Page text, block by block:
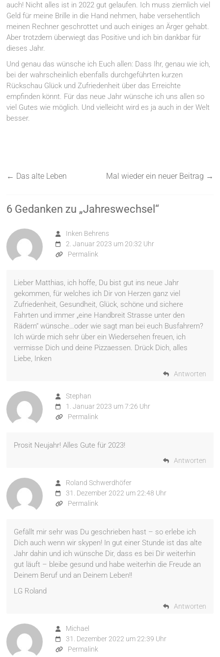
auch! Nicht alles ist in 2022 gut gelaufen. Ich muss ziemlich viel
Geld für meine Brille in die Hand nehmen, habe versehentlich
meinen Rechner geschrottet und auch einiges an Ärger gehabt.
Aber trotzdem überwiegt das Positive und ich bin dankbar für
dieses Jahr.
Und genau das wünsche ich Euch allen: Dass Ihr, genau wie ich,
bei der wahrscheinlich ebenfalls durchgeführten kurzen
Rückschau Glück und Zufriedenheit über das Erreichte
empfinden könnt. Für das neue Jahr wünsche ich uns allen so
viel Gutes wie möglich. Und vielleicht wird es ja auch in der Welt
besser.
← Das alte Leben Mal wieder ein neuer Beitrag →
6 Gedanken zu „Jahreswechsel “
Inken Behrens
2. Januar 2023 um 20:32 Uhr
Permalink
Lieber Matthias, ich hoffe, Du bist gut ins neue Jahr
gekommen, für welches ich Dir von Herzen ganz viel
Zufriedenheit, Gesundheit, Glück, schöne und sichere
Fahrten und immer „eine Handbreit Strasse unter den
Rädern“ wünsche…oder wie sagt man bei euch Busfahrern?
Ich würde mich sehr über ein Wiedersehen freuen, ich
vermisse Dich und deine Pizzaessen. Drück Dich, alles
Liebe, Inken
Antworten
Stephan
1. Januar 2023 um 7:26 Uhr
Permalink
Prosit Neujahr! Alles Gute für 2023!
Antworten
Roland Schwerdhöfer
31. Dezember 2022 um 22:48 Uhr
Permalink
Gefällt mir sehr was Du geschrieben hast – so erlebe ich
Dich auch wenn wir skypen! In gut einer Stunde ist das alte
Jahr dahin und ich wünsche Dir, dass es bei Dir weiterhin
gut läuft – bleibe gesund und habe weiterhin die Freude an
Deinem Beruf und an Deinem Leben!!
LG Roland
Antworten
Michael
31. Dezember 2022 um 22:39 Uhr
Permalink